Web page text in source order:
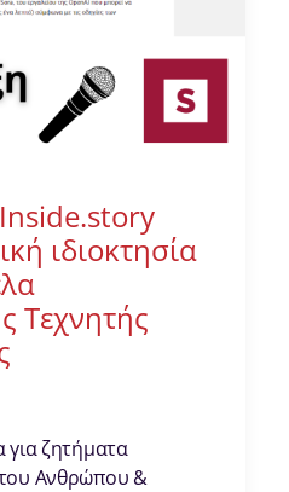
ιδιοκτησία
Τεχνητής
για ζητήματα
Ανθρώπου &